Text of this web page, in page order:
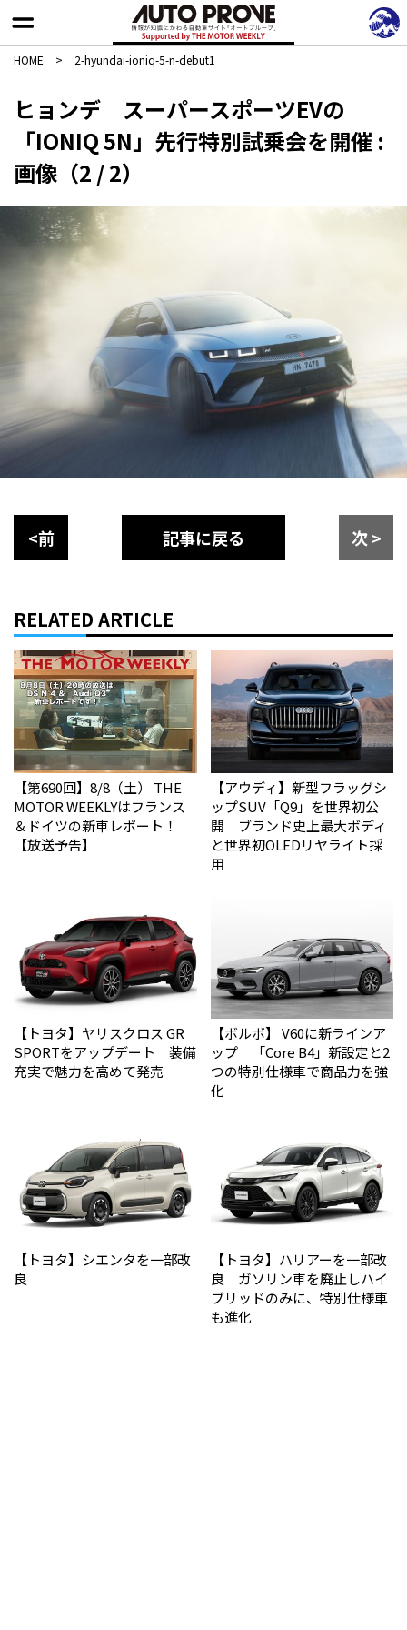
HOME > 2-hyundai-ioniq-5-n-debut1
ヒョンデ スーパースポーツEVの
「IONIQ 5N」先行特別試乗会を開催 :
画像（2 / 2）
<前 記事に戻る 次 >
RELATED ARTICLE
【第690回】8/8（土） THE
MOTOR WEEKLYはフランス
＆ドイツの新車レポート！
【放送予告】
【アウディ】新型フラッグシ
ップSUV「Q9」を世界初公
開 ブランド史上最大ボディ
と世界初OLEDリヤライト採
用
【トヨタ】ヤリスクロス GR
SPORTをアップデート 装備
充実で魅力を高めて発売
【ボルボ】 V60に新ラインア
ップ 「Core B4」新設定と2
つの特別仕様車で商品力を強
化
【トヨタ】シエンタを一部改
良
【トヨタ】ハリアーを一部改
良 ガソリン車を廃止しハイ
ブリッドのみに、特別仕様車
も進化